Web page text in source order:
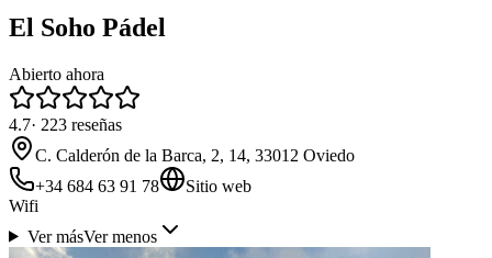
El Soho Pádel
Abierto ahora
4.7· 223 reseñas
C. Calderón de la Barca, 2, 14, 33012 Oviedo
+34 684 63 91 78
Sitio web
Wifi
Ver másVer menos